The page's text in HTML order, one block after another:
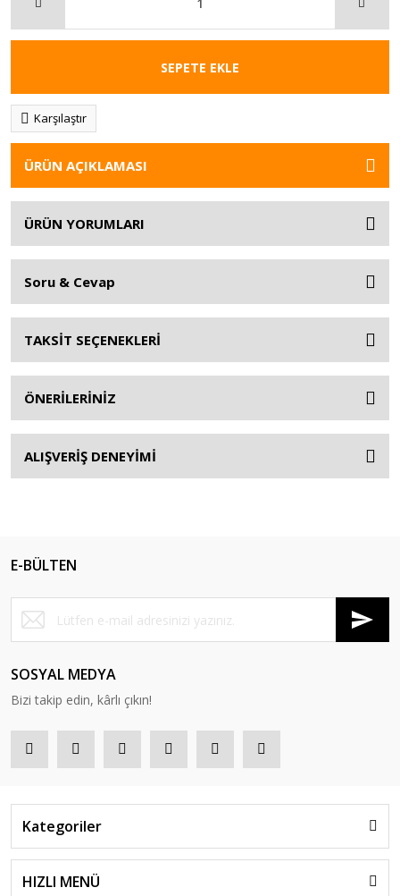
SEPETE EKLE
Karşılaştır
ÜRÜN AÇIKLAMASI
ÜRÜN YORUMLARI
Soru & Cevap
TAKSİT SEÇENEKLERİ
ÖNERİLERİNİZ
ALIŞVERİŞ DENEYİMİ
E-BÜLTEN
SOSYAL MEDYA
Bizi takip edin, kârlı çıkın!
Kategoriler
HIZLI MENÜ